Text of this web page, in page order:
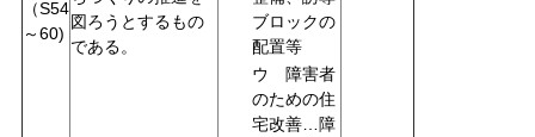
（S54
～60)
図ろうとするもの
である。
ブロックの
配置等
ウ 障害者
のための住
宅改善…障